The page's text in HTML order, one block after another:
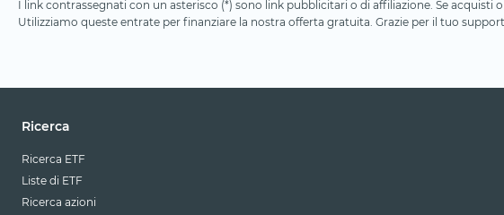
I link contrassegnati con un asterisco (*) sono link pubblicitari o di affiliazione. Se
Utilizziamo queste entrate per finanziare la nostra offerta gratuita. Grazie per il tuo
Ricerca
Ricerca ETF
Liste di ETF
Ricerca azioni